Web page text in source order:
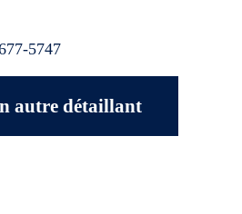
5747
autre détaillant